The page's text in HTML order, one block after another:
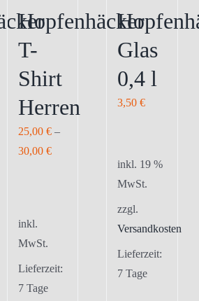
Hopfenhäcker
T-
Shirt
Herren
25,00 €–
30,00 €
inkl.
MwSt.
Lieferzeit:
7 Tage
Glas
0,4 l
3,50€
inkl. 19 %
MwSt.
zzgl.
Versandkosten
Lieferzeit:
7 Tage